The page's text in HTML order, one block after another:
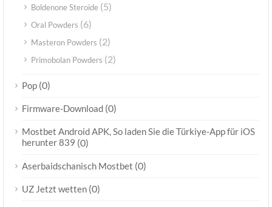
Boldenone Steroide (5)
Oral Powders (6)
Masteron Powders (2)
Primobolan Powders (2)
Pop (0)
Firmware-Download (0)
Mostbet Android APK, So laden Sie die Türkiye-App für iOS
herunter 839 (0)
Aserbaidschanisch Mostbet (0)
UZ Jetzt wetten (0)